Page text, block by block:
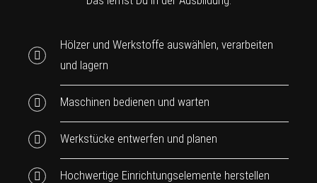
Hölzer und Werkstoffe auswählen, verarbeiten
und lagern
Maschinen bedienen und warten
Werkstücke entwerfen und planen
Hochwertige Einrichtungselemente herstellen